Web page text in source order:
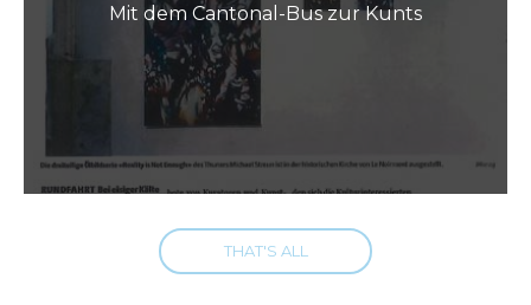
Mit dem Cantonal-Bus zur Kunts
THAT'S ALL